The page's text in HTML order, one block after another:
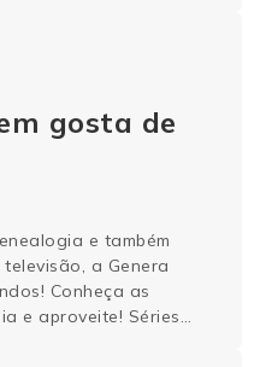
gosta de
e também
a Genera
Conheça as
e aproveite! Séries